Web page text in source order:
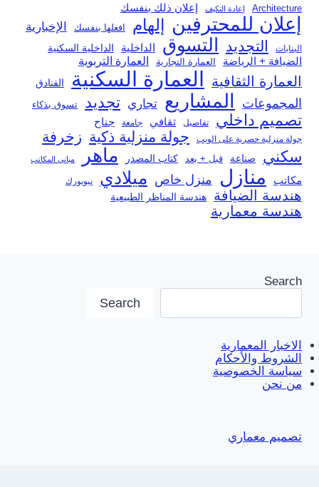
Architecture إعادة التكيف إعلان ذلك بنفسك
إعلان للمحترفين إلهام افعلها بنفسك الإخبارية
البنايات التجديد التسوق الداخلية الداخلية السكنية
الضيافة + الرياضة العمارة التجارية العمارة التربوية
العمارة الثقافية العمارة السكنية الفنادق
المجموعات المشاريع تجاري تجديد تسوق بذكاء
تصميم داخلي تفاصيل ثقافي جامعة جناح
جولة منزلية حصرية على الويب جولة منزلية ذكية زخرفة
سكني صناعة قبل + بعد كتاب المصدر ماهر مباني المكاتب
مكاتب منازل منزل خاص ميلادي نيويورك
هندسة الضيافة هندسة المناظر الطبيعية
هندسة معمارية
Search
Search
الاخبار المعمارية
الشروط والأحكام
سياسة الخصوصية
من نحن
تصميم معماري